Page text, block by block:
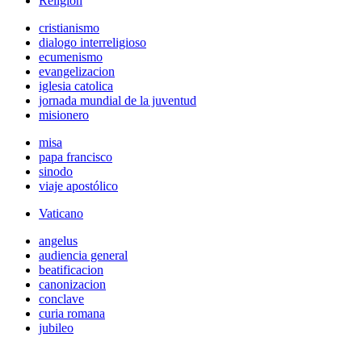
cristianismo
dialogo interreligioso
ecumenismo
evangelizacion
iglesia catolica
jornada mundial de la juventud
misionero
misa
papa francisco
sinodo
viaje apostólico
Vaticano
angelus
audiencia general
beatificacion
canonizacion
conclave
curia romana
jubileo